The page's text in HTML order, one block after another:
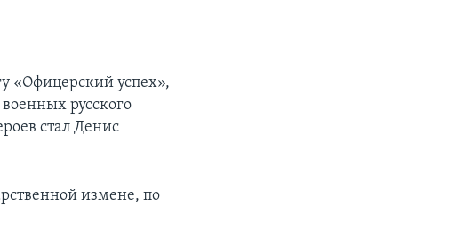
«Офицерский успех»,
русского
стал Денис
измене, по